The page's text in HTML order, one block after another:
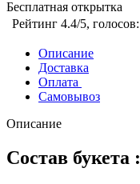
Бесплатная открытка
Рейтинг 4.4/5, голосов:
Описание
Доставка
Оплата
Самовывоз
Описание
Состав букета :